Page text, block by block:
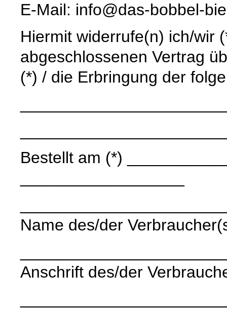
E-Mail: info@das-bobbel-
Hiermit widerrufe(n) ich/wir
abgeschlossenen Vertrag
(*) / die Erbringung der
Bestellt am (*)
Name des/der
Anschrift des/der